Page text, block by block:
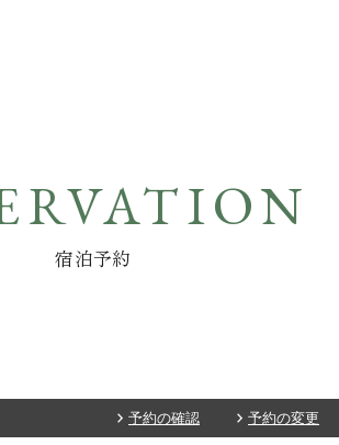
宿泊予約
予約の確認 予約の変更